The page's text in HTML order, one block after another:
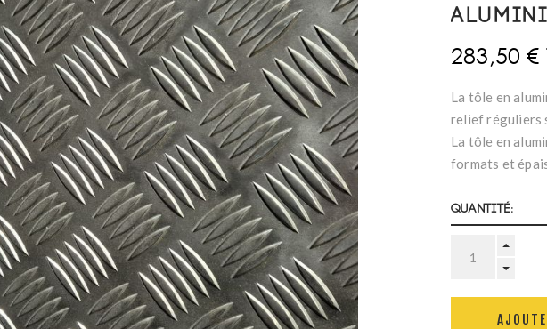
283,50 €
La tôle en
relief réguliers
La tôle en
formats et
Quantité: